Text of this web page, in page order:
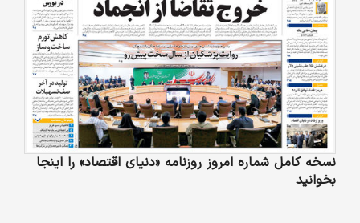
نسخه کامل شماره امروز روزنامه «دنیای‌ اقتصاد» را اینجا
بخوانید